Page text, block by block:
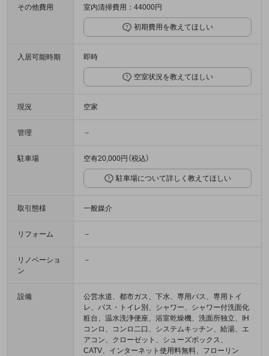
その他費用 室内清掃費用：44000円
初期費用を教えてほしい
入居可能時期 即時
空室状況を教えてほしい
現況 空家
管理 －
駐車場 空有20,000円（税込）
駐車場について詳しく教えてほしい
取引態様 一般媒介
リフォーム －
リノベーショ
ン
－
設備
公営水道、都市ガス、下水、専用バス、専用トイ
レ、バス・トイレ別、シャワー、シャワー付洗面化
粧台、温水洗浄便座、浴室乾燥機、洗面所独立、IH
コンロ、コンロ二口、システムキッチン、給湯、エ
アコン、クローゼット、シューズボックス、
CATV、インターネット使用料無料、フローリン